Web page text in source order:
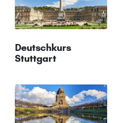
Deutschkurs
Stuttgart